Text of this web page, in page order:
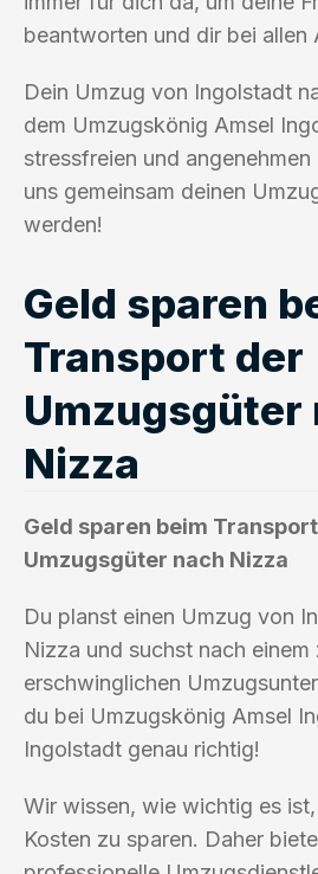
beantworten und dir bei allen
Dein Umzug von Ingolstadt
dem Umzugskönig Amsel
stressfreien und
uns gemeinsam deinen
werden!
Geld sparen
Transport der
Umzugsgüter
Nizza
Geld sparen beim
Umzugsgüter nach Nizza
Du planst einen Umzug von
Nizza und suchst nach einem
erschwinglichen
du bei Umzugskönig Amsel
Ingolstadt genau richtig!
Wir wissen, wie wichtig es
Kosten zu sparen. Daher